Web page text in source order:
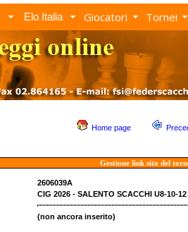
Elo Italia Giocatori Tornei
Home page
Gestione link sito del
2606039A
CIG 2026 - SALENTO SCACCHI U8-10-12
(non ancora inserito)